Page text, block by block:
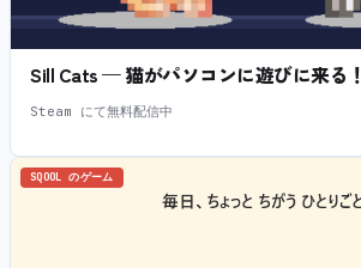
Sill Cats — 猫がパソコンに遊びに来る！
Steam にて無料配信中
SQOOL のゲーム